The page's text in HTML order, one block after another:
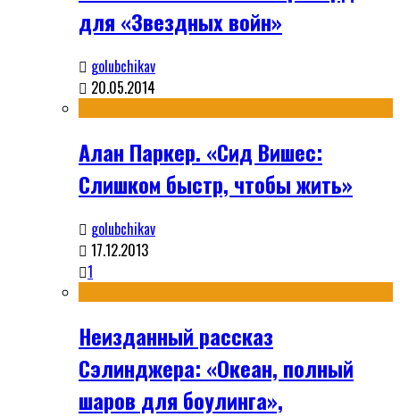
для «Звездных войн»
golubchikav
20.05.2014
Алан Паркер. «Сид Вишес:
Слишком быстр, чтобы жить»
golubchikav
17.12.2013
1
Неизданный рассказ
Сэлинджера: «Океан, полный
шаров для боулинга»,